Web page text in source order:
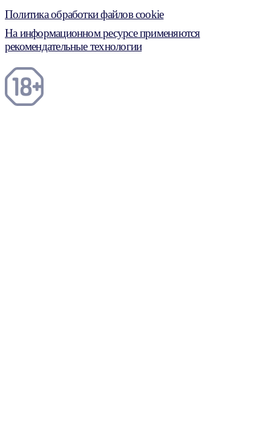
Политика обработки файлов cookie
На информационном ресурсе применяются
рекомендательные технологии